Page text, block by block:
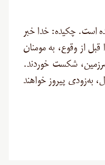
این واژه ۱ بار آمده است. چکیده: خدا خبر
از وقوع، به مومنان
شکست خوردند.
به‌زودی پیروز خواهند